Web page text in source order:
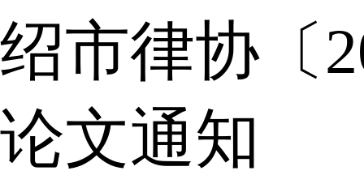
绍市律协〔
论文通知